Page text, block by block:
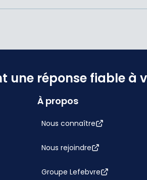
une réponse fiable à
À propos
Nous connaître
Nous rejoindre
Groupe Lefebvre